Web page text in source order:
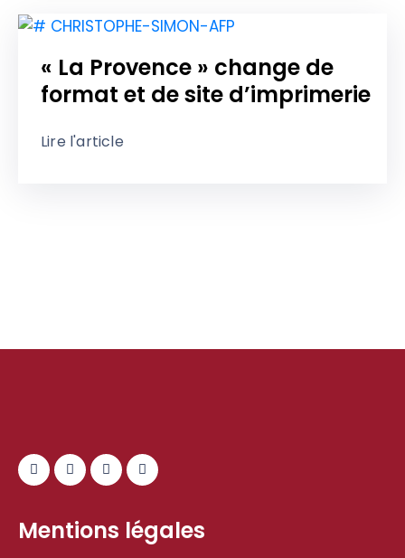
« La Provence » change de
format et de site d’imprimerie
Lire l'article
Mentions légales